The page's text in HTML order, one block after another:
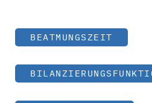
BEATMUNGSZEIT